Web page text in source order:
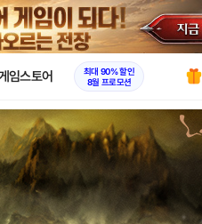
X
임스토어
최대 90% 할인
8월 프로모션